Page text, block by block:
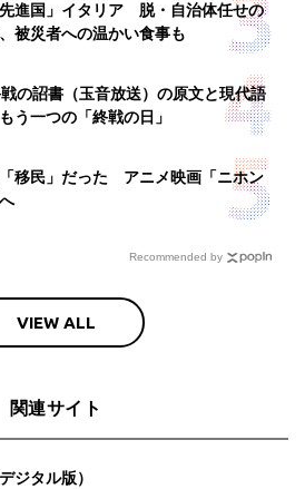
進国」イタリア 脱・自治体任せの
被災者への温かい食事も
の詔書（玉音放送）の原文と現代語
一つの「終戦の日」
移民」だった アニメ映画「ニホン
Recommended by
VIEW ALL
関連サイト
ジタル版）